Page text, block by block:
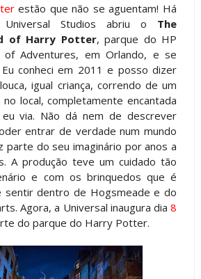
estão que não se aguentam! Há
Studios abriu o The
of Harry Potter, parque do HP
Adventures, em Orlando, e se
conheci em 2011 e posso dizer
igual criança, correndo de um
local, completamente encantada
via. Não dá nem de descrever
entrar de verdade num mundo
parte do seu imaginário por anos a
A produção teve um cuidado tão
e com os brinquedos que é
sentir dentro de Hogsmeade e do
Agora, a Universal inaugura dia8
do parque do Harry Potter.